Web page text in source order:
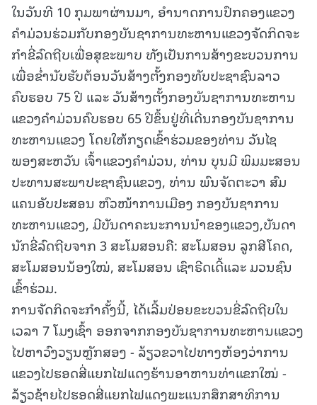
ໃນວັນທີ 10 ກຸມພາຜ່ານມາ, ອໍານາດການປົກຄອງແຂວງ
ຄໍາມ່ວນຮ່ວມກັບກອງບັນຊາການທະຫານແຂວງຈັດກິດຈະ
ກໍາຂີ່ລົດຖີບເພື່ອສຸຂະພາບ ທັງເປັນການສ້າງຂະບວນການ
ເພື່ອຂໍ່ານັບຮັບຕ້ອນວັນສ້າງຕັ້ງກອງທັບປະຊາຊົນລາວ
ຄົບຮອບ 75 ປີ ແລະ ວັນສ້າງຕັ້ງກອງບັນຊາການທະຫານ
ແຂວງຄໍາມ່ວນຄົບຮອບ 65 ປີຂຶ້ນຢູ່ທີ່ເດີ່ນກອງບັນຊາການ
ທະຫານແຂວງ ໂດຍໃຫ້ກຽດເຂົ້າຮ່ວມຂອງທ່ານ ວັນໄຊ
ພອງສະຫວັນ ເຈົ້າແຂວງຄໍາມ່ວນ, ທ່ານ ບຸນມີ ພິມມະສອນ
ປະທານສະພາປະຊາຊົນແຂວງ, ທ່ານ ພົນຈັດຕະວາ ສົມ
ແຄນອັບປະສອນ ຫົວໜ້າການເມືອງ ກອງບັນຊາການ
ທະຫານແຂວງ, ມີບັນດາຄະນະການນໍາຂອງແຂວງ,ບັນດາ
ນັກຂີ່ລົດຖີບຈາກ 3 ສະໂມສອນຄື: ສະໂມສອນ ລູກສີໂຄດ,
ສະໂມສອນນ້ອງໃໝ່, ສະໂມສອນ ເຊົາຣີດເດີ້ແລະ ມວນຊົນ
ເຂົ້າຮ່ວມ.
ການຈັດກິດຈະກໍາຄັ້ງນີ້, ໄດ້ເລີ້ມປ່ອຍຂະບວນຂີ່ລົດຖີບໃນ
ເວລາ 7 ໂມງເຊົ້າ ອອກຈາກກອງບັນຊາການທະຫານແຂວງ
ໄປຫາວົງວຽນຫຼັກສອງ - ລ້ຽວຂວາໄປທາງຫ້ອງວ່າການ
ແຂວງໄປຮອດສີ່ແຍກໄຟແດງຮ້ານອາຫານທ່າແຂກໃໝ່ -
ລ້ຽວຊ້າຍໄປຮອດສີ່ແຍກໄຟແດງພະແນກສຶກສາທິການ